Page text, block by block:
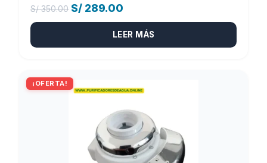
S/350.00 El
precio
S/ 289.00
precio
actual
LEER MÁS
¡OFERTA!